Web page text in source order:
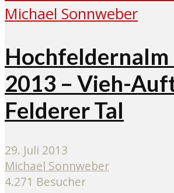
Hochfeldernalm
2013 – Vieh-
Felderer Tal
29. Juli 2013
Michael Sonnweber
4.271 Besucher